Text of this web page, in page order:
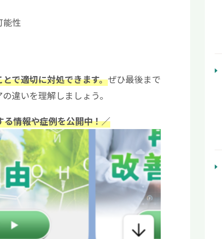
能性
で適切に対処できます。ぜひ最後まで
違いを理解しましょう。
情報や症例を公開中！／